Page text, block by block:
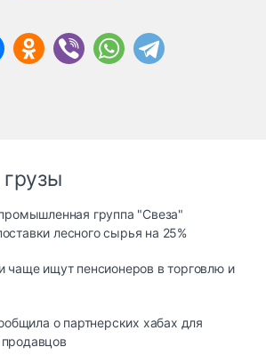
группа "Свеза"
лесного сырья на 25%
чаще ищут пенсионеров в торговлю и
о партнерских хабах для